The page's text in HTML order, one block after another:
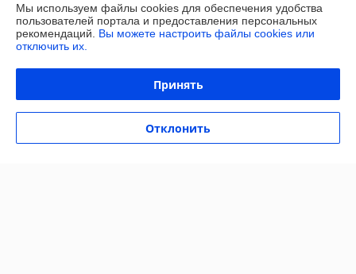
График работы
Политика обработки cookies
Мы используем файлы cookies для обеспечения удобства
пользователей портала и предоставления персональных
рекомендаций. Вы можете настроить файлы cookies или
отключить их.
Принять
Отклонить